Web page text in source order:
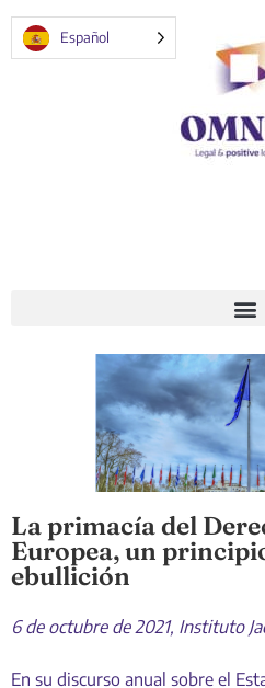
Español
La primacía del
Europea, un
ebullición
6 de octubre de 2021, Instituto
En su discurso anual sobre el